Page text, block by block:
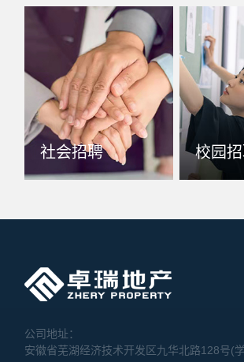
社会招聘 校园
公司地址：
安徽省芜湖经济技术开发区九华北路128号(